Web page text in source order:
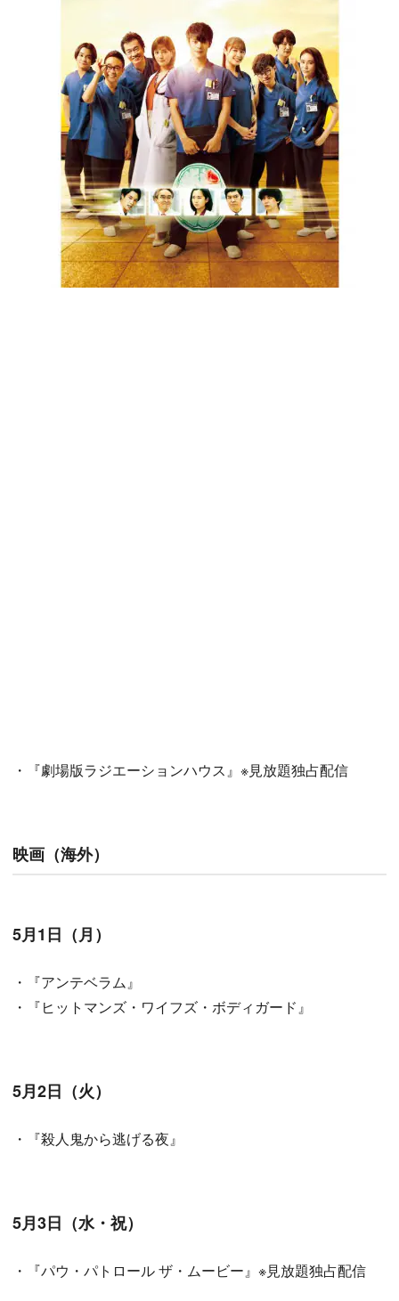
・『劇場版ラジエーションハウス』※見放題独占配信
映画（海外）
5月1日（月）
・『アンテベラム』
・『ヒットマンズ・ワイフズ・ボディガード』
5月2日（火）
・『殺人鬼から逃げる夜』
5月3日（水・祝）
・『パウ・パトロール ザ・ムービー』※見放題独占配信